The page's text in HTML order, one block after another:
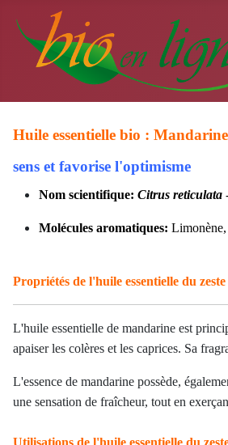
Huile essentielle bio : Mandarine
sens et favorise l'optimisme
Nom scientifique: Citrus reticulata
Molécules aromatiques:
Propriétés de l'huile essentielle du
L'huile essentielle de mandarine est
apaiser les colères et les caprices. Sa
L'essence de mandarine possède,
une sensation de fraîcheur, tout en
Utilisations de l'huile essentielle du